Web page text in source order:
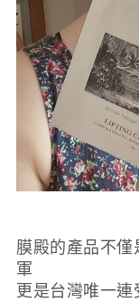
膜殿的產品不
軍
更是台灣唯一